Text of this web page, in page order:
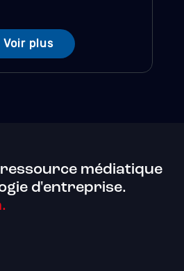
Voir plus
médiatique
d'entreprise.